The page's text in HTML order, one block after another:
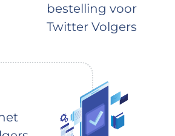
bestelling voor
Twitter Volgers